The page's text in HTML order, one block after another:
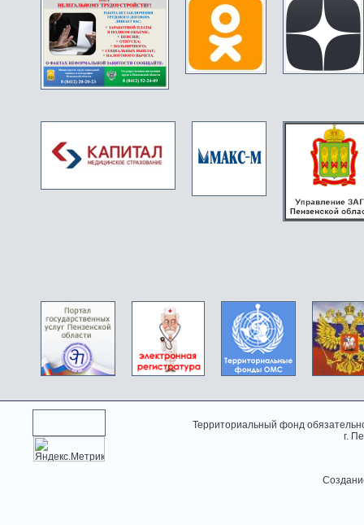
Территориальный фонд
г.